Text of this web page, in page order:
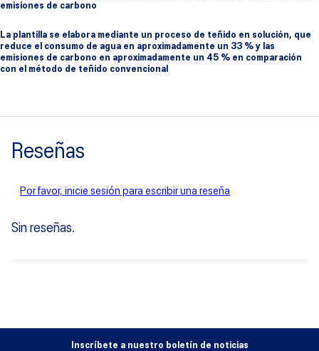
emisiones de carbono
La plantilla se elabora mediante un proceso de teñido en solución, que
reduce el consumo de agua en aproximadamente un 33 % y las
emisiones de carbono en aproximadamente un 45 % en comparación
con el método de teñido convencional
Reseñas
Por favor, inicie sesión para escribir una reseña
Sin reseñas.
Inscríbete a nuestro boletín de noticias